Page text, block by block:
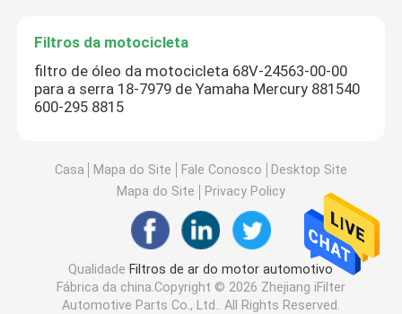
Filtros da motocicleta
filtro de óleo da motocicleta 68V-24563-00-00
para a serra 18-7979 de Yamaha Mercury 881540
600-295 8815
Casa Mapa do Site Fale Conosco
Desktop Site
Mapa do Site
Privacy Policy
Qualidade Filtros de ar do motor automotivo
Fábrica da china.Copyright © 2026 Zhejiang iFilter
Automotive Parts Co., Ltd.. All Rights Reserved.